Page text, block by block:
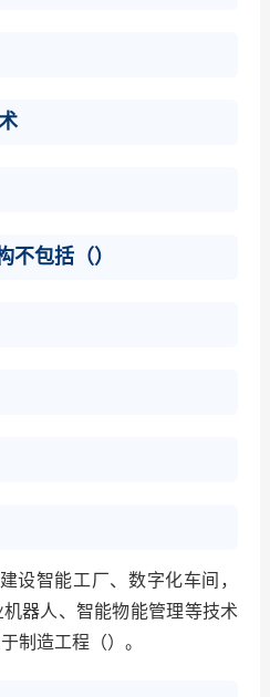
不包括（）
设智能工厂、数字化车间，
器人、智能物能管理等技术
制造工程（）。